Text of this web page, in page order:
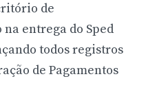
de
entrega do Sped
todos registros
de Pagamentos